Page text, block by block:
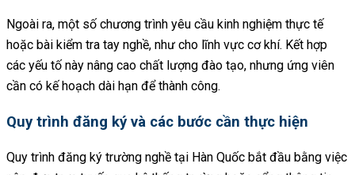
Ngoài ra, một số chương trình yêu cầu kinh nghiệm thực tế
hoặc bài kiểm tra tay nghề, như cho lĩnh vực cơ khí. Kết hợp
các yếu tố này nâng cao chất lượng đào tạo, nhưng ứng viên
cần có kế hoạch dài hạn để thành công.
Quy trình đăng ký và các bước cần thực hiện
Quy trình đăng ký trường nghề tại Hàn Quốc bắt đầu bằng việc